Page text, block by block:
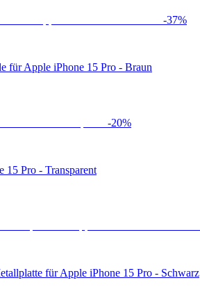
-37%
für Apple iPhone 15 Pro - Braun
-20%
Pro - Transparent
für Apple iPhone 15 Pro - Schwarz